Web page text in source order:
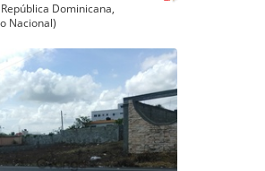
Dominicana,
Nacional)